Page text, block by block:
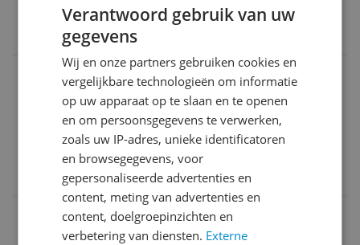
Product breedte
34 centimeter
bedieningsknop
Deurstijl: Zijwaartse zwaai
Inbegrepen componenten: Houten messen
Merk: Ariete
Kleur: Rood 919
Verpakking lengte
Verantwoord gebruik van uw
gegevens
Wij en onze partners gebruiken cookies en
vergelijkbare technologieën om informatie
op uw apparaat op te slaan en te openen
en om persoonsgegevens te verwerken,
zoals uw IP-adres, unieke identificatoren
en browsegegevens, voor
gepersonaliseerde advertenties en
content, meting van advertenties en
content, doelgroepinzichten en
verbetering van diensten. Externe